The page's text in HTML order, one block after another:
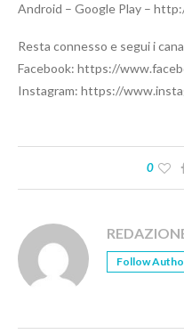
Android – Google Play –
Resta connesso e segui i
Facebook: https://
Instagram: https://
0
Follow